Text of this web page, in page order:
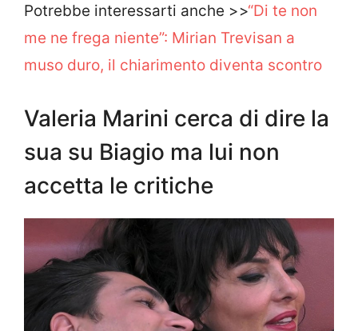
Potrebbe interessarti anche >>“Di te non
me ne frega niente”: Mirian Trevisan a
muso duro, il chiarimento diventa scontro
Valeria Marini cerca di dire la
sua su Biagio ma lui non
accetta le critiche